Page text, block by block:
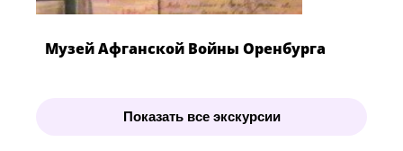
Музей Афганской Войны Оренбурга
Показать все экскурсии